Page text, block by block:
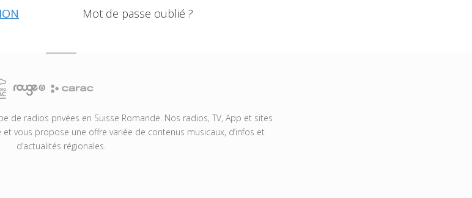
Mot de passe oublié ?
de radios privées en Suisse Romande. Nos radios, TV, App et sites
vous propose une offre variée de contenus musicaux, d’infos et
d’actualités régionales.